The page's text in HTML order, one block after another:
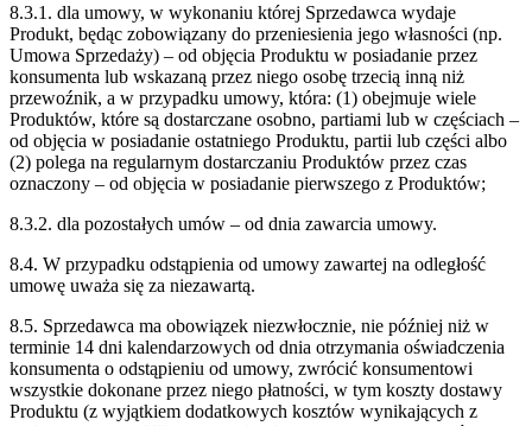
8.3.1. dla umowy, w wykonaniu której Sprzedawca wydaje
Produkt, będąc zobowiązany do przeniesienia jego własności (np.
Umowa Sprzedaży) – od objęcia Produktu w posiadanie przez
konsumenta lub wskazaną przez niego osobę trzecią inną niż
przewoźnik, a w przypadku umowy, która: (1) obejmuje wiele
Produktów, które są dostarczane osobno, partiami lub w częściach –
od objęcia w posiadanie ostatniego Produktu, partii lub części albo
(2) polega na regularnym dostarczaniu Produktów przez czas
oznaczony – od objęcia w posiadanie pierwszego z Produktów;
8.3.2. dla pozostałych umów – od dnia zawarcia umowy.
8.4. W przypadku odstąpienia od umowy zawartej na odległość
umowę uważa się za niezawartą.
8.5. Sprzedawca ma obowiązek niezwłocznie, nie później niż w
terminie 14 dni kalendarzowych od dnia otrzymania oświadczenia
konsumenta o odstąpieniu od umowy, zwrócić konsumentowi
wszystkie dokonane przez niego płatności, w tym koszty dostawy
Produktu (z wyjątkiem dodatkowych kosztów wynikających z